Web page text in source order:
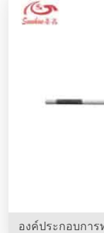
แข็งแกร่งสูงที่เปรี
อย่างดี, การขยา
องค์ประกอบกา